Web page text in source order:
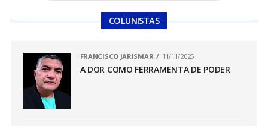
COLUNISTAS
FRANCISCO JARISMAR 11/11/2025
A DOR COMO FERRAMENTA DE PODER